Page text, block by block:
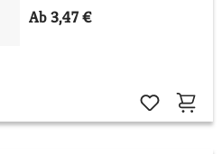
Ab 3,47 €